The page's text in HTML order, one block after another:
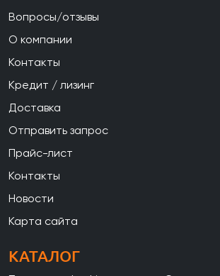
Вопросы/отзывы
О компании
Контакты
Кредит / лизинг
Доставка
Отправить запрос
Прайс-лист
Контакты
Новости
Карта сайта
КАТАЛОГ